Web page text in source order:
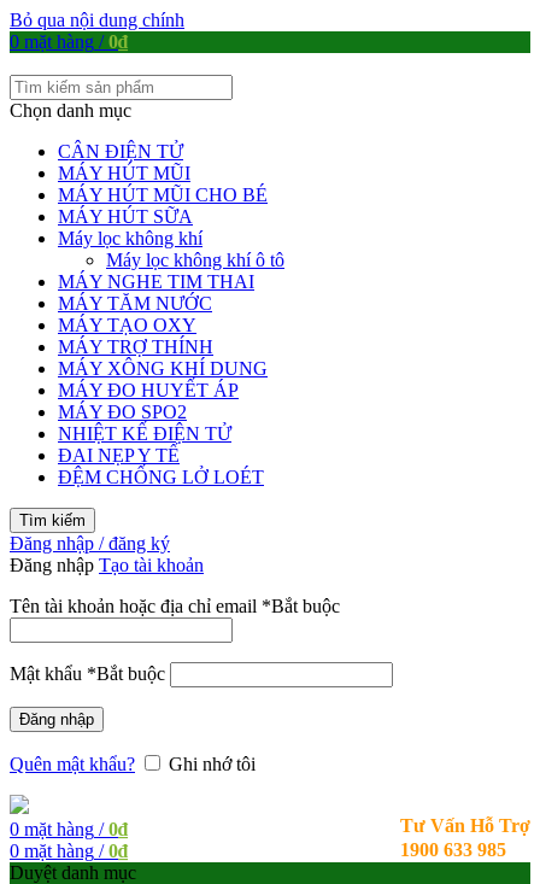
Bỏ qua nội dung chính
0 mặt hàng / 0₫
Chọn danh mục
CÂN ĐIỆN TỬ
MÁY HÚT MŨI
MÁY HÚT MŨI CHO BÉ
MÁY HÚT SỮA
Máy lọc không khí
Máy lọc không khí ô tô
MÁY NGHE TIM THAI
MÁY TĂM NƯỚC
MÁY TẠO OXY
MÁY TRỢ THÍNH
MÁY XÔNG KHÍ DUNG
MÁY ĐO HUYẾT ÁP
MÁY ĐO SPO2
NHIỆT KẾ ĐIỆN TỬ
ĐAI NẸP Y TẾ
ĐỆM CHỐNG LỞ LOÉT
Tìm kiếm
Đăng nhập / đăng ký
Đăng nhập Tạo tài khoản
Tên tài khoản hoặc địa chỉ email *Bắt buộc
Mật khẩu *Bắt buộc
Đăng nhập
Quên mật khẩu? Ghi nhớ tôi
Tư Vấn Hỗ Trợ
1900 633 985
0 mặt hàng / 0₫
0 mặt hàng / 0₫
Duyệt danh mục